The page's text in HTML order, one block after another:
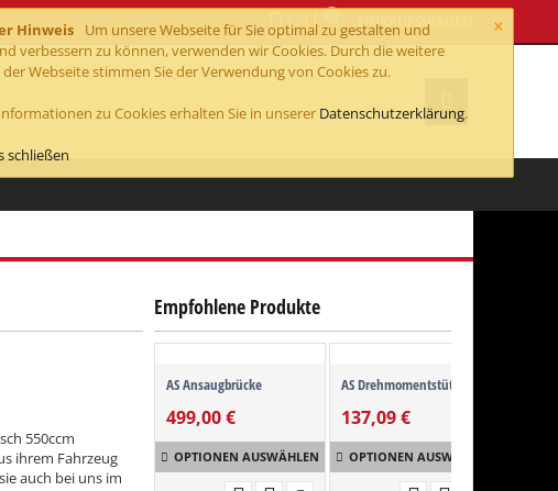
×
Hinweis
Um unsere Webseite für Sie optimal zu gestalten und
verbessern zu können, verwenden wir Cookies. Durch die weitere
Webseite stimmen Sie der Verwendung von Cookies zu.
zu Cookies erhalten Sie in unserer Datenschutzerklärung.
schließen
EINKAUFSWAGEN
550ccm
ihrem Fahrzeug
auch bei uns im
Empfohlene Produkte
AS Ansaugbrücke
499,00€
OPTIONEN AUSWÄHLEN
AS Drehmomentstütze
137,09€
OPTIONEN AUSWÄHLEN